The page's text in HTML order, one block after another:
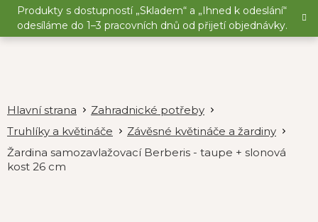
Přejít
obsah
Produkty s dostupností „Skladem“ a „Ihned k odeslání“
odesíláme do 1–3 pracovních dnů od přijetí objednávky.
Zahradnické potřeby
Truhlíky a květináče
Závěsné květináče a žardiny
Žardina samozavlažovací Berberis - taupe + slonová
kost 26 cm